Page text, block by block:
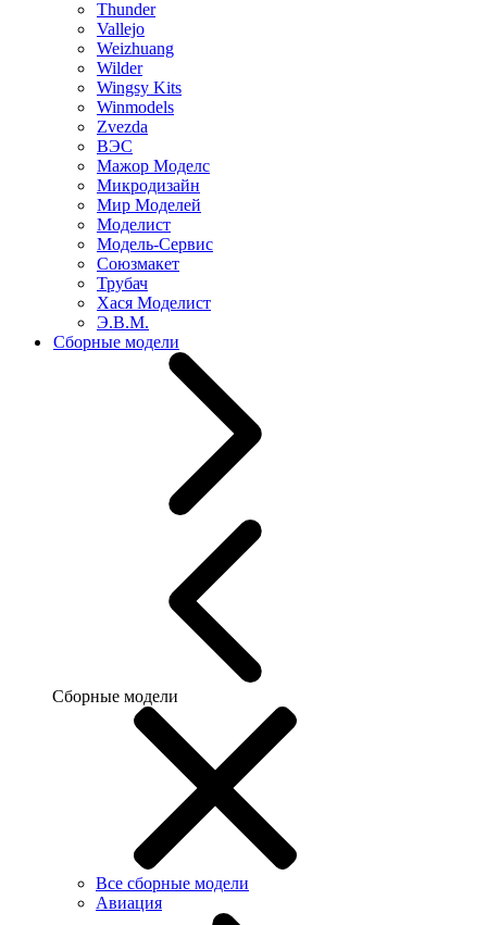
Thunder
Vallejo
Weizhuang
Wilder
Wingsy Kits
Winmodels
Zvezda
ВЭС
Мажор Моделс
Микродизайн
Мир Моделей
Моделист
Модель-Сервис
Союзмакет
Трубач
Хася Моделист
Э.В.М.
Сборные модели
Сборные модели
Все сборные модели
Авиация